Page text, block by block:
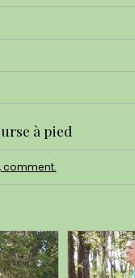
à pied
comment.